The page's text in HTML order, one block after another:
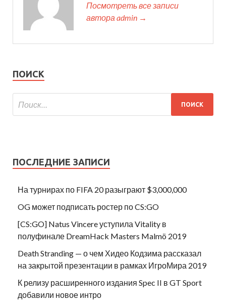
Посмотреть все записи
автора admin →
ПОИСК
ПОСЛЕДНИЕ ЗАПИСИ
На турнирах по FIFA 20 разыграют $3,000,000
OG может подписать ростер по CS:GO
[CS:GO] Natus Vincere уступила Vitality в
полуфинале DreamHack Masters Malmö 2019
Death Stranding — о чем Хидео Кодзима рассказал
на закрытой презентации в рамках ИгроМира 2019
К релизу расширенного издания Spec II в GT Sport
добавили новое интро